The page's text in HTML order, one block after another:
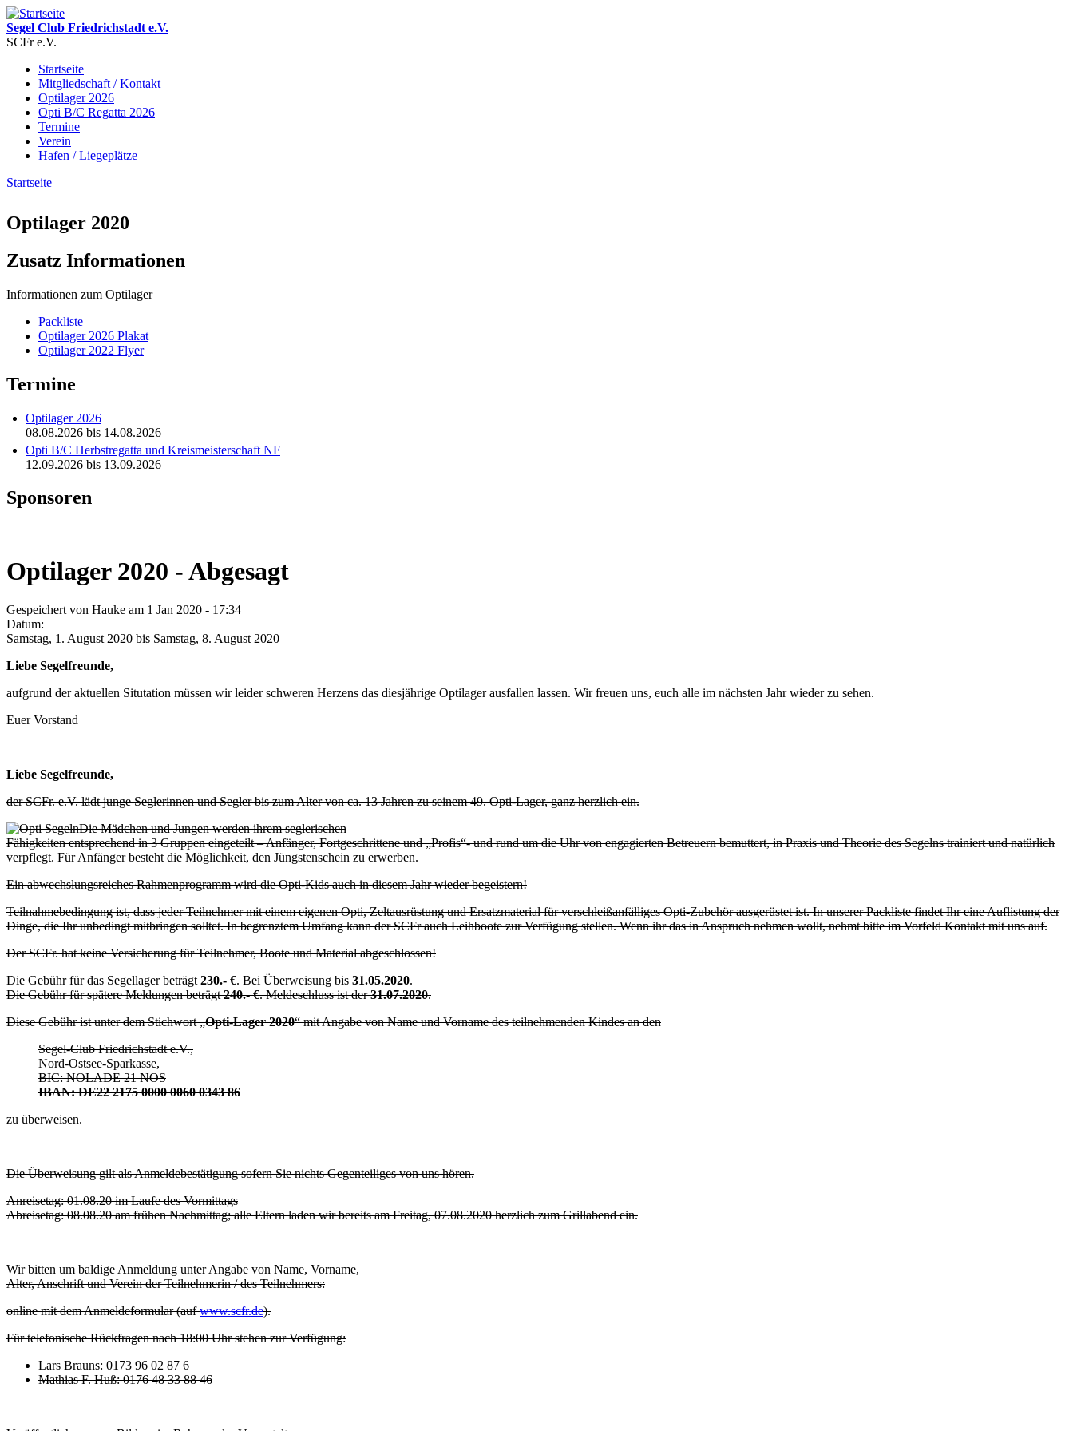
Direkt zum Inhalt
Segel Club Friedrichstadt e.V.
SCFr e.V.
Hauptmenü
Startseite
Mitgliedschaft / Kontakt
Optilager 2026
Opti B/C Regatta 2026
Termine
Verein
Hafen / Liegeplätze
Startseite
Optilager 2020
Zusatz Informationen
Informationen zum Optilager
Packliste
Optilager 2026 Plakat
Optilager 2022 Flyer
Termine
Optilager 2026
08.08.2026 bis 14.08.2026
Opti B/C Herbstregatta und Kreismeisterschaft NF
12.09.2026 bis 13.09.2026
Sponsoren
Optilager 2020 - Abgesagt
Gespeichert von Hauke am 1 Jan 2020 - 17:34
Datum:
Samstag, 1. August 2020 bis Samstag, 8. August 2020
Liebe Segelfreunde,
aufgrund der aktuellen Situtation müssen wir leider schweren Herzens das diesjährige Optilager ausfallen lassen. Wir freuen uns, euch alle im nächsten Jahr wieder zu sehen.
Euer Vorstand
Liebe Segelfreunde,
der SCFr. e.V. lädt junge Seglerinnen und Segler bis zum Alter von ca. 13 Jahren zu seinem 49. Opti-Lager, ganz herzlich ein.
Die Mädchen und Jungen werden ihrem seglerischen
Fähigkeiten entsprechend in 3 Gruppen eingeteilt – Anfänger, Fortgeschrittene und „Profis“- und rund um die Uhr von engagierten Betreuern bemuttert, in Praxis und Theorie des Segelns trainiert und natürlich
verpflegt. Für Anfänger besteht die Möglichkeit, den Jüngstenschein zu erwerben.
Ein abwechslungsreiches Rahmenprogramm wird die Opti-Kids auch in diesem Jahr wieder begeistern!
Teilnahmebedingung ist, dass jeder Teilnehmer mit einem eigenen Opti, Zeltausrüstung und Ersatzmaterial für verschleißanfälliges Opti-Zubehör ausgerüstet ist. In unserer Packliste findet Ihr eine Auflistung der
Dinge, die Ihr unbedingt mitbringen solltet. In begrenztem Umfang kann der SCFr auch Leihboote zur Verfügung stellen. Wenn ihr das in Anspruch nehmen wollt, nehmt bitte im Vorfeld Kontakt mit uns auf.
Der SCFr. hat keine Versicherung für Teilnehmer, Boote und Material abgeschlossen!
Die Gebühr für das Segellager beträgt230.- €. Bei Überweisung bis31.05.2020.
Die Gebühr für spätere Meldungen beträgt240.- €. Meldeschluss ist der31.07.2020.
Diese Gebühr ist unter dem Stichwort „Opti-Lager 2020“ mit Angabe von Name und Vorname des teilnehmenden Kindes an den
Segel-Club Friedrichstadt e.V.,
Nord-Ostsee-Sparkasse,
BIC: NOLADE 21 NOS
IBAN: DE22 2175 0000 0060 0343 86
zu überweisen.
Die Überweisung gilt als Anmeldebestätigung sofern Sie nichts Gegenteiliges von uns hören.
Anreisetag: 01.08.20 im Laufe des Vormittags
Abreisetag: 08.08.20 am frühen Nachmittag; alle Eltern laden wir bereits am Freitag, 07.08.2020 herzlich zum Grillabend ein.
Wir bitten um baldige Anmeldung unter Angabe von Name, Vorname,
Alter, Anschrift und Verein der Teilnehmerin / des Teilnehmers:
online mit dem Anmeldeformular (aufwww.scfr.de).
Für telefonische Rückfragen nach 18:00 Uhr stehen zur Verfügung:
Lars Brauns: 0173 96 02 87 6
Mathias F. Huß: 0176 48 33 88 46